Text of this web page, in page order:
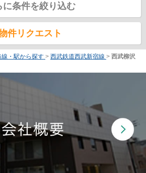
に条件を絞り込む
件リクエスト
・駅から探す > 西武鉄道西武新宿線 > 西武柳沢